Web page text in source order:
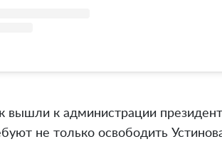
вышли к администрации
не только освободить